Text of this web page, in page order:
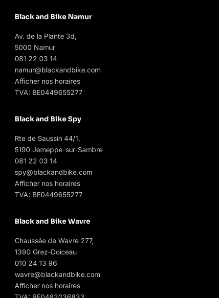
Black and Bike Namur
Av. de la Plante 3d,
5000 Namur
081 22 03 14
namur@blackandbike.com
Afficher nos horaires
TVA: BE0449655277
Black and Bike Spy
Rte de Saussin 44/1,
5190 Jemeppe-sur-Sambre
081 22 03 14
spy@blackandbike.com
Afficher nos horaires
TVA: BE0449655277
Black and Bike Wavre
Chaussée de Wavre 277,
1390 Grez-Doiceau
010 24 13 96
wavre@blackandbike.com
Afficher nos horaires